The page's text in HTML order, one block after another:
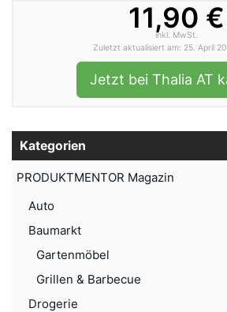
11,90 €
inkl. MwSt.
Zuletzt aktualisiert am: 25. April
Jetzt bei Thalia AT
Kategorien
PRODUKTMENTOR Magazin
Auto
Baumarkt
Gartenmöbel
Grillen & Barbecue
Drogerie